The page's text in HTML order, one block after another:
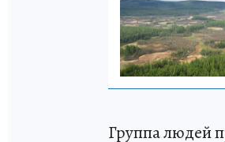
Группа людей